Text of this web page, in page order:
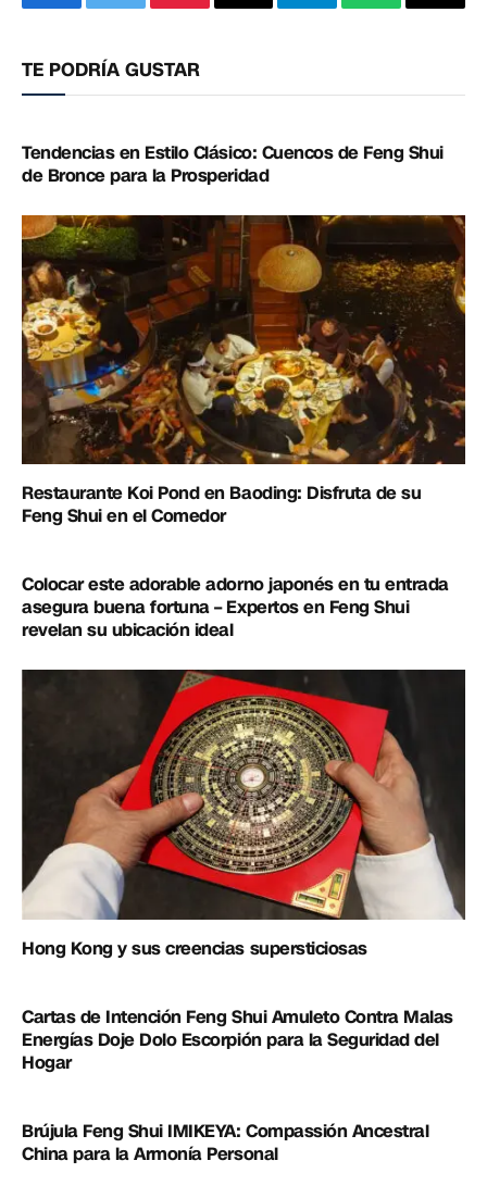
FacebookTwitterPinterestCorreoTelegramWhatsApp
TE PODRÍA GUSTAR
Tendencias en Estilo Clásico: Cuencos de Feng Shui
de Bronce para la Prosperidad
Restaurante Koi Pond en Baoding: Disfruta de su
Feng Shui en el Comedor
Colocar este adorable adorno japonés en tu entrada
asegura buena fortuna – Expertos en Feng Shui
revelan su ubicación ideal
Hong Kong y sus creencias supersticiosas
Cartas de Intención Feng Shui Amuleto Contra Malas
Energías Doje Dolo Escorpión para la Seguridad del
Hogar
Brújula Feng Shui IMIKEYA: Compassión Ancestral
China para la Armonía Personal